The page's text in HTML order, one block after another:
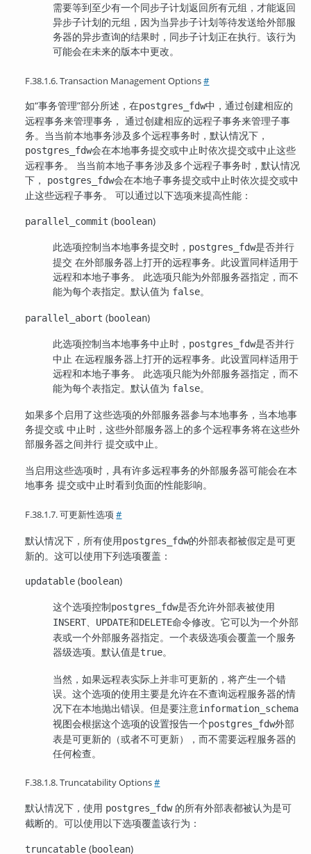
需要等到至少有一个同步子计划返回所有元组，才能返回
异步子计划的元组，因为当异步子计划等待发送给外部服
务器的异步查询的结果时，同步子计划正在执行。该行为
可能会在未来的版本中更改。
F.38.1.6. Transaction Management Options#
如“事务管理”部分所述，在postgres_fdw中，通过创建相应的
远程事务来管理事务， 通过创建相应的远程子事务来管理子事
务。当当前本地事务涉及多个远程事务时，默认情况下，
postgres_fdw会在本地事务提交或中止时依次提交或中止这些
远程事务。 当当前本地子事务涉及多个远程子事务时，默认情况
下，
postgres_fdw会在本地子事务提交或中止时依次提交或中
止这些远程子事务。 可以通过以下选项来提高性能：
parallel_commit (boolean)
此选项控制当本地事务提交时， postgres_fdw是否并行
提交 在外部服务器上打开的远程事务。此设置同样适用于
远程和本地子事务。 此选项只能为外部服务器指定，而不
能为每个表指定。默认值为 false。
parallel_abort (boolean)
此选项控制当本地事务中止时， postgres_fdw是否并行
中止 在远程服务器上打开的远程事务。此设置同样适用于
远程和本地子事务。 此选项只能为外部服务器指定，而不
能为每个表指定。默认值为 false。
如果多个启用了这些选项的外部服务器参与本地事务，当本地事
务提交或 中止时，这些外部服务器上的多个远程事务将在这些外
部服务器之间并行 提交或中止。
当启用这些选项时，具有许多远程事务的外部服务器可能会在本
地事务 提交或中止时看到负面的性能影响。
F.38.1.7. 可更新性选项#
默认情况下，所有使用postgres_fdw的外部表都被假定是可更
新的。这可以使用下列选项覆盖：
updatable (boolean)
这个选项控制postgres_fdw是否允许外部表被使用
INSERT、 UPDATE和DELETE命令修改。它可以为一个外部
表或一个外部服务器指定。一个表级选项会覆盖一个服务
器级选项。默认值是true。
当然，如果远程表实际上并非可更新的，将产生一个错
误。这个选项的使用主要是允许在不查询远程服务器的情
况下在本地抛出错误。但是要注意information_schema
视图会根据这个选项的设置报告一个postgres_fdw外部
表是可更新的（或者不可更新），而不需要远程服务器的
任何检查。
F.38.1.8. Truncatability Options#
默认情况下，使用 postgres_fdw的所有外部表都被认为是可
截断的。可以使用以下选项覆盖该行为：
truncatable (boolean)